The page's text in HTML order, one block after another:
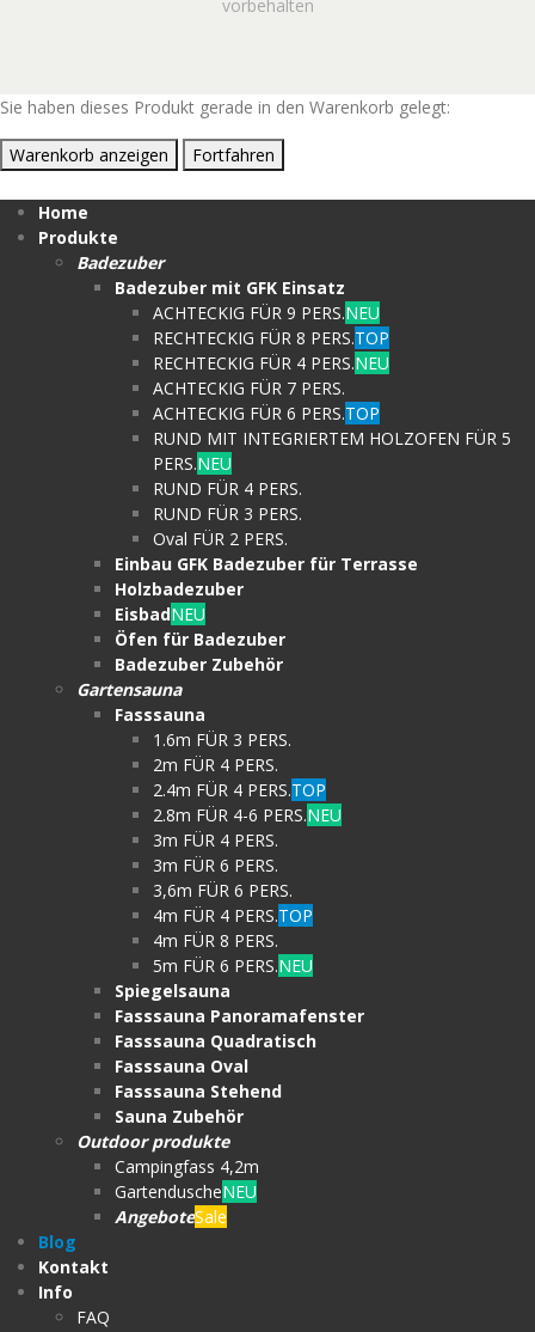
vorbehalten
Sie haben dieses Produkt gerade in den Warenkorb gelegt:
Warenkorb anzeigen Fortfahren
Home
Produkte
Badezuber
Badezuber mit GFK Einsatz
ACHTECKIG FÜR 9 PERS.NEU
RECHTECKIG FÜR 8 PERS.TOP
RECHTECKIG FÜR 4 PERS.NEU
ACHTECKIG FÜR 7 PERS.
ACHTECKIG FÜR 6 PERS.TOP
RUND MIT INTEGRIERTEM HOLZOFEN FÜR 5
PERS.NEU
RUND FÜR 4 PERS.
RUND FÜR 3 PERS.
Oval FÜR 2 PERS.
Einbau GFK Badezuber für Terrasse
Holzbadezuber
EisbadNEU
Öfen für Badezuber
Badezuber Zubehör
Gartensauna
Fasssauna
1.6m FÜR 3 PERS.
2m FÜR 4 PERS.
2.4m FÜR 4 PERS.TOP
2.8m FÜR 4-6 PERS.NEU
3m FÜR 4 PERS.
3m FÜR 6 PERS.
3,6m FÜR 6 PERS.
4m FÜR 4 PERS.TOP
4m FÜR 8 PERS.
5m FÜR 6 PERS.NEU
Spiegelsauna
Fasssauna Panoramafenster
Fasssauna Quadratisch
Fasssauna Oval
Fasssauna Stehend
Sauna Zubehör
Outdoor produkte
Campingfass 4,2m
GartenduscheNEU
AngeboteSale
Blog
Kontakt
Info
FAQ